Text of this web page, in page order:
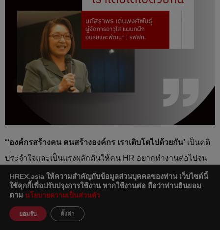
“‘องค์กรสร้างคน คนสร้างองค์กร เราเติบโตไปด้วยกัน’ เป็นคติ
ประจำใจและเป็นแรงผลักดันให้คน HR อยากทำงานต่อไปจน
เห็นความสำเร็จ
“การสร้างคนเป็นหน้าที่และบทบาทในอุดมคติสำหรับ HR ที่มี
ความสามารถในการ มองเห็น ค้นพบ และนำศักยภาพของ
HREX.asia ให้ความสำคัญกับข้อมูลส่วนบุคคลของท่าน เว็บไซต์นี้
ใช้คุกกี้เพื่อปรับปรุงการใช้งาน หากใช้งานต่อ ถือว่าท่านยินยอม
ตาม นโยบายความเป็นส่วนตัว
ยอมรับ ตั้งค่า